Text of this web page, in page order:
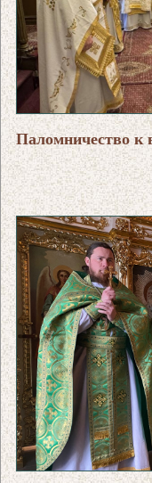
Паломничество к